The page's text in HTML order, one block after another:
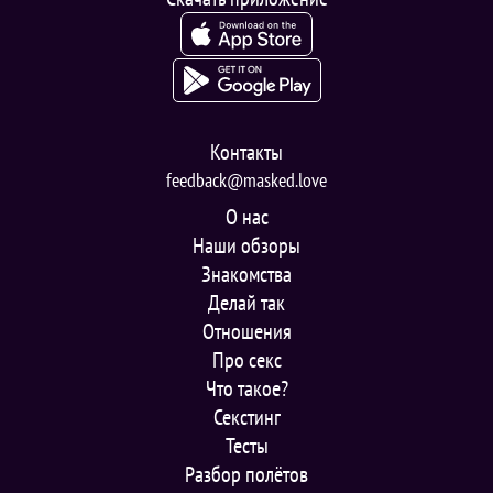
Контакты
feedback@masked.love
О нас
Наши обзоры
Знакомства
Делай так
Отношения
Про секс
Что такое?
Секстинг
Тесты
Разбор полётов